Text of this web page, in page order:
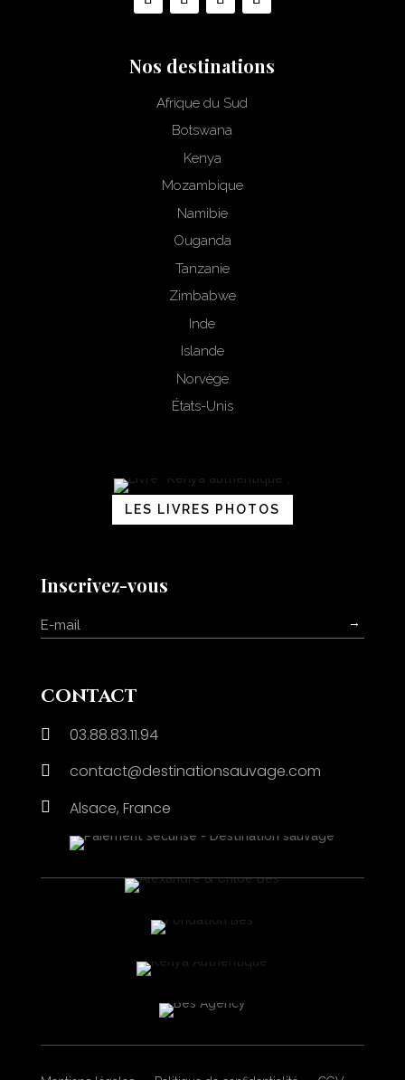
Nos destinations
Afrique du Sud
Botswana
Kenya
Mozambique
Namibie
Ouganda
Tanzanie
Zimbabwe
Inde
Islande
Norvège
États-Unis
LES LIVRES PHOTOS
Inscrivez-vous
→
contact
 03.88.83.11.94
 contact@destinationsauvage.com
 Alsace, France